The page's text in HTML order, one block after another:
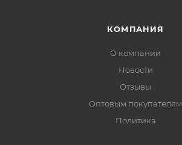
КОМПАНИЯ
О компании
Новости
Отзывы
Оптовым покупателям
Политика